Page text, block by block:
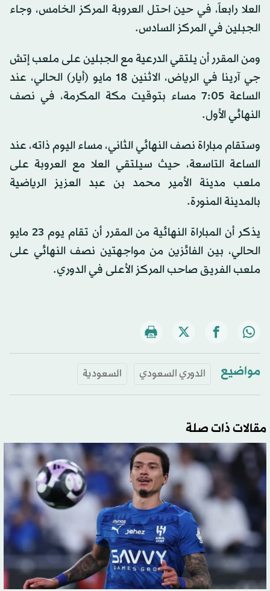
العلا رابعاً، في حين احتل العروبة المركز الخامس، وجاء
الجبلين في المركز السادس.
ومن المقرر أن يلتقي الدرعية مع الجبلين على ملعب إتش
جي آرينا في الرياض، الاثنين 18 مايو (أيار) الحالي، عند
الساعة 7:05 مساء بتوقيت مكة المكرمة، في نصف
النهائي الأول.
وستقام مباراة نصف النهائي الثاني، مساء اليوم ذاته، عند
الساعة التاسعة، حيث سيلتقي العلا مع العروبة على
ملعب مدينة الأمير محمد بن عبد العزيز الرياضية
بالمدينة المنورة.
يذكر أن المباراة النهائية من المقرر أن تقام يوم 23 مايو
الحالي، بين الفائزين من مواجهتين نصف النهائي على
ملعب الفريق صاحب المركز الأعلى في الدوري.
مواضيع الدوري السعودي السعودية
مقالات ذات صلة